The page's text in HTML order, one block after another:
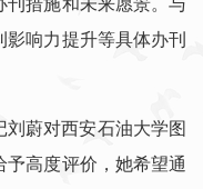
刊措施和未来愿景。与
响力提升等具体办刊
蔚对西安石油大学图
高度评价，她希望通